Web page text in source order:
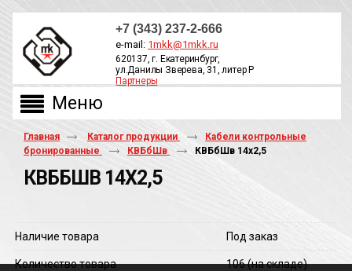
+7 (343) 237-2-666
e-mail: 1mkk@1mkk.ru
620137, г. Екатеринбург,
ул.Данилы Зверева, 31, литер Р
Партнеры
Главная Каталог продукции
Кабели контрольные
бронированные
КВБбШв КВБбШв 14х2,5
КВББШВ 14Х2,5
Наличие товара Под заказ
Количество товара 106(на складе)